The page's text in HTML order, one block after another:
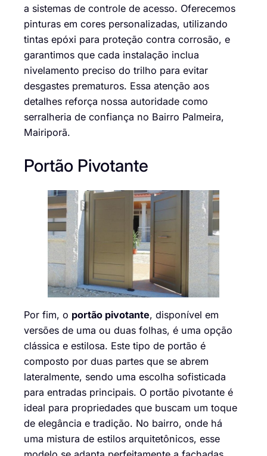
a sistemas de controle de acesso. Oferecemos
pinturas em cores personalizadas, utilizando
tintas epóxi para proteção contra corrosão, e
garantimos que cada instalação inclua
nivelamento preciso do trilho para evitar
desgastes prematuros. Essa atenção aos
detalhes reforça nossa autoridade como
serralheria de confiança no Bairro Palmeira,
Mairiporã.
Portão Pivotante
Por fim, o portão pivotante, disponível em
versões de uma ou duas folhas, é uma opção
clássica e estilosa. Este tipo de portão é
composto por duas partes que se abrem
lateralmente, sendo uma escolha sofisticada
para entradas principais. O portão pivotante é
ideal para propriedades que buscam um toque
de elegância e tradição. No bairro, onde há
uma mistura de estilos arquitetônicos, esse